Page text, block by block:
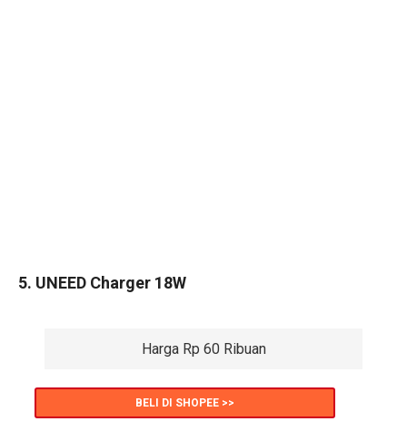
5. UNEED Charger 18W
Harga Rp 60 Ribuan
BELI DI SHOPEE >>